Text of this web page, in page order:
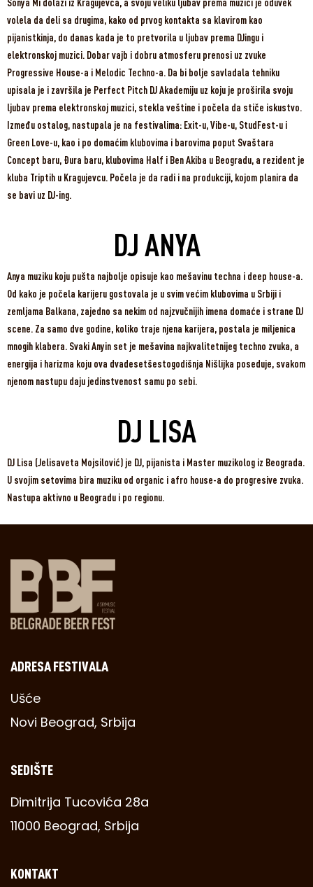
Sonya Mi dolazi iz Kragujevca, a svoju veliku ljubav prema muzici je oduvek
volela da deli sa drugima, kako od prvog kontakta sa klavirom kao
pijanistkinja, do danas kada je to pretvorila u ljubav prema DJingu i
elektronskoj muzici. Dobar vajb i dobru atmosferu prenosi uz zvuke
Progressive House-a i Melodic Techno-a. Da bi bolje savladala tehniku
upisala je i završila je Perfect Pitch DJ Akademiju uz koju je proširila svoju
ljubav prema elektronskoj muzici, stekla veštine i počela da stiče iskustvo.
Između ostalog, nastupala je na festivalima: Exit-u, Vibe-u, StudFest-u i
Green Love-u, kao i po domaćim klubovima i barovima poput Svaštara
Concept baru, Đura baru, klubovima Half i Ben Akiba u Beogradu, a rezident je
kluba Triptih u Kragujevcu. Počela je da radi i na produkciji, kojom planira da
se bavi uz DJ-ing.
DJ ANYA
Anya muziku koju pušta najbolje opisuje kao mešavinu techna i deep house-a.
Od kako je počela karijeru gostovala je u svim većim klubovima u Srbiji i
zemljama Balkana, zajedno sa nekim od najzvučnijih imena domaće i strane DJ
scene. Za samo dve godine, koliko traje njena karijera, postala je miljenica
mnogih klabera. Svaki Anyin set je mešavina najkvalitetnijeg techno zvuka, a
energija i harizma koju ova dvadesetšestogodišnja Nišlijka poseduje, svakom
njenom nastupu daju jedinstvenost samu po sebi.
DJ LISA
DJ Lisa (Jelisaveta Mojsilović) je DJ, pijanista i Master muzikolog iz Beograda.
U svojim setovima bira muziku od organic i afro house-a do progresive zvuka.
Nastupa aktivno u Beogradu i po regionu.
ADRESA FESTIVALA
Ušće
Novi Beograd, Srbija
SEDIŠTE
Dimitrija Tucovića 28a
11000 Beograd, Srbija
KONTAKT